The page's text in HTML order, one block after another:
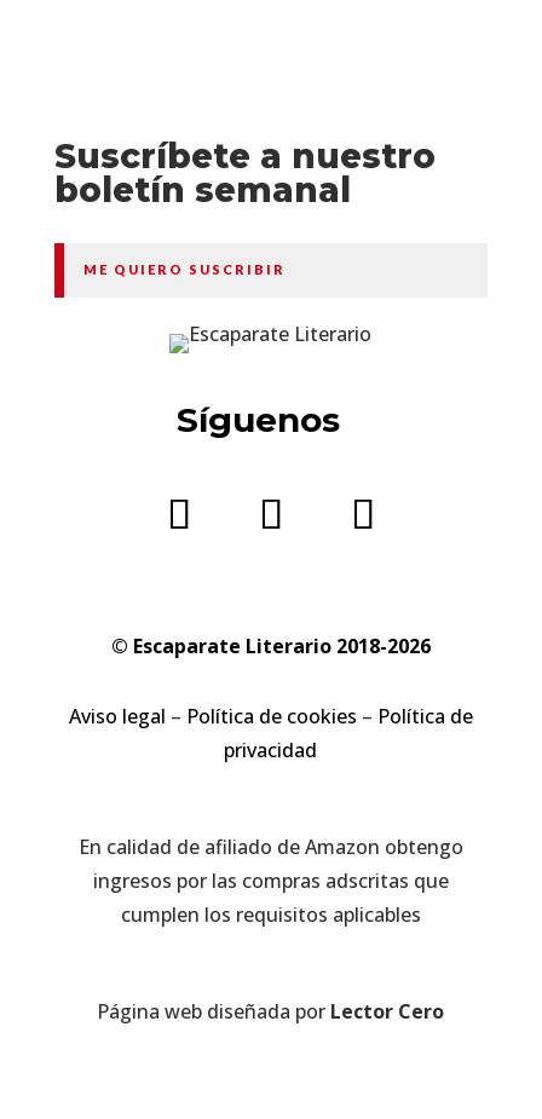
Suscríbete a nuestro
boletín semanal
ME QUIERO SUSCRIBIR
Síguenos
© Escaparate Literario 2018-2026
Aviso legal – Política de cookies – Política de
privacidad
En calidad de afiliado de Amazon obtengo
ingresos por las compras adscritas que
cumplen los requisitos aplicables
Página web diseñada por Lector Cero